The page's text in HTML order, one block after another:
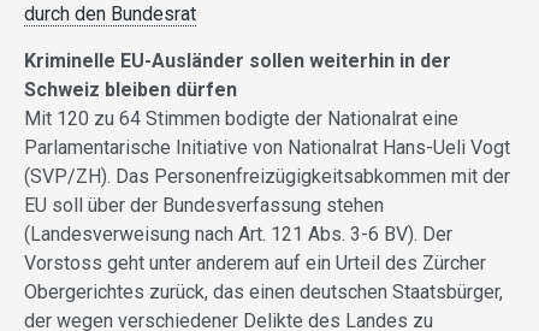
durch den Bundesrat
Kriminelle EU-Ausländer sollen weiterhin in der
Schweiz bleiben dürfen
Mit 120 zu 64 Stimmen bodigte der Nationalrat eine
Parlamentarische Initiative von Nationalrat Hans-Ueli Vogt
(SVP/ZH). Das Personenfreizügigkeitsabkommen mit der
EU soll über der Bundesverfassung stehen
(Landesverweisung nach Art. 121 Abs. 3-6 BV). Der
Vorstoss geht unter anderem auf ein Urteil des Zürcher
Obergerichtes zurück, das einen deutschen Staatsbürger,
der wegen verschiedener Delikte des Landes zu